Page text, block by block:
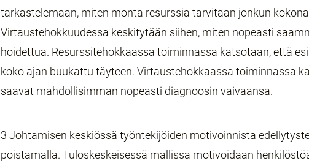
tarkastelemaan, miten monta resurssia tarvitaan jonkun
Virtaustehokkuudessa keskitytään siihen, miten nopeasti
hoidettua. Resurssitehokkaassa toiminnassa katsotaan, että
koko ajan buukattu täyteen. Virtaustehokkaassa toiminnassa
saavat mahdollisimman nopeasti diagnoosin vaivaansa.
3 Johtamisen keskiössä työntekijöiden motivoinnista
poistamalla. Tuloskeskeisessä mallissa motivoidaan